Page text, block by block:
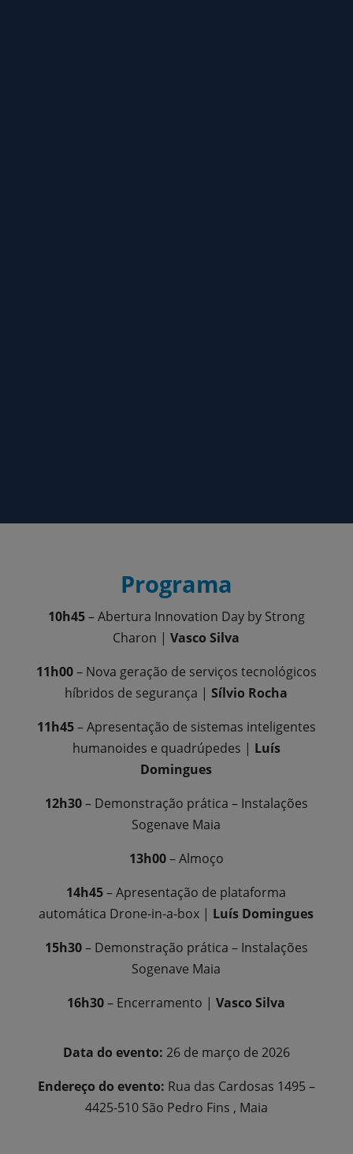
Programa
10h45– Abertura Innovation Day by Strong
Charon |Vasco Silva
11h00– Nova geração de serviços tecnológicos
híbridos de segurança | Sílvio Rocha
11h45– Apresentação de sistemas inteligentes
humanoides e quadrúpedes | Luís
Domingues
12h30– Demonstração prática – Instalações
Sogenave Maia
13h00– Almoço
14h45– Apresentação de plataforma
automática Drone-in-a-box | Luís Domingues
15h30– Demonstração prática – Instalações
Sogenave Maia
16h30– Encerramento |Vasco Silva
Data do evento: 26 de março de 2026
Endereço do evento: Rua das Cardosas 1495 –
4425-510 São Pedro Fins , Maia